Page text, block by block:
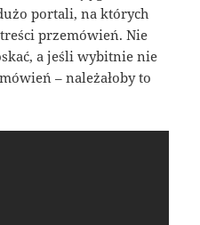
portali, na których
przemówień. Nie
a jeśli wybitnie nie
– należałoby to